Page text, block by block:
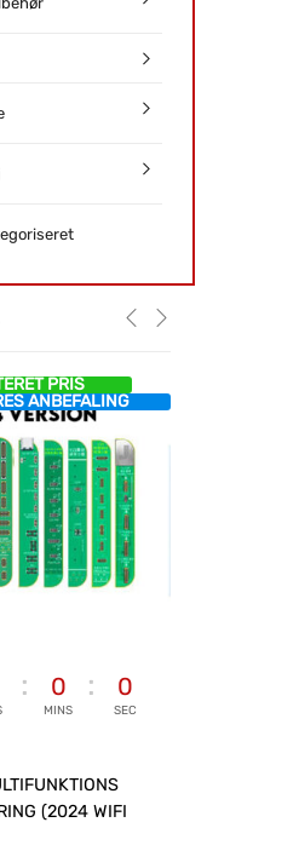
PRIS
ANBEFALING
0
MINS
0
SEC
(2024 WIFI